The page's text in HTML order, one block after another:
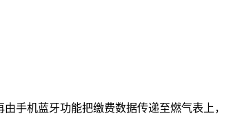
手机蓝牙功能把缴费数据传递至燃气表上，